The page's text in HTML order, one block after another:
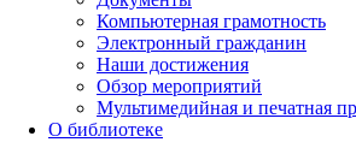
Компьютерная грамотность
Электронный гражданин
Наши достижения
Обзор мероприятий
Мультимедийная и печатная
О библиотеке